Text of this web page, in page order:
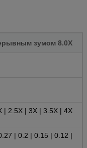
зумом 8.0X
| 2.5X | 3X | 3.5X | 4X
| 0.2 | 0.15 | 0.12 |